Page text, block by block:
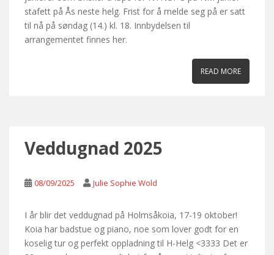
stafett på Ås neste helg. Frist for å melde seg på er satt
til nå på søndag (14.) kl. 18. Innbydelsen til
arrangementet finnes her.
READ MORE
Veddugnad 2025
08/09/2025 Julie Sophie Wold
I år blir det veddugnad på Holmsåkoia, 17-19 oktober!
Koia har badstue og piano, noe som lover godt for en
koselig tur og perfekt oppladning til H-Helg <3333 Det er